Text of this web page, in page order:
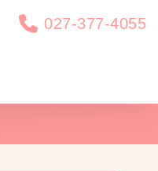
027-377-4055